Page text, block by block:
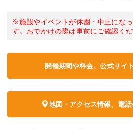
※施設やイベントが休園・中止にな
す。おでかけの際は事前にご確認くだ
開催期間や料金、公式サイ
地図・アクセス情報、電